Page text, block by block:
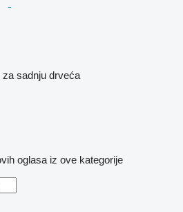
sadnju drveća
oglasa iz ove kategorije